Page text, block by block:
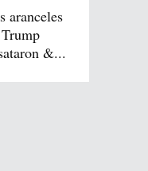
aranceles
&...